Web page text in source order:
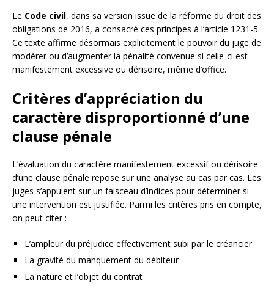
Le Code civil, dans sa version issue de la réforme du droit des
obligations de 2016, a consacré ces principes à l’article 1231-5.
Ce texte affirme désormais explicitement le pouvoir du juge de
modérer ou d’augmenter la pénalité convenue si celle-ci est
manifestement excessive ou dérisoire, même d’office.
Critères d’appréciation du
caractère disproportionné d’une
clause pénale
L’évaluation du caractère manifestement excessif ou dérisoire
d’une clause pénale repose sur une analyse au cas par cas. Les
juges s’appuient sur un faisceau d’indices pour déterminer si
une intervention est justifiée. Parmi les critères pris en compte,
on peut citer :
L’ampleur du préjudice effectivement subi par le créancier
La gravité du manquement du débiteur
La nature et l’objet du contrat